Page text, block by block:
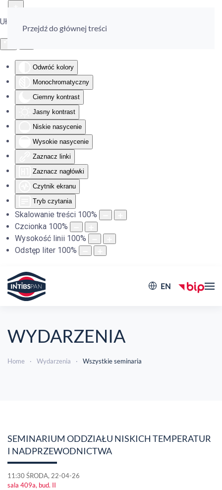
Ułatwienia dostępu
Odwróć kolory
Monochromatyczny
Ciemny kontrast
Jasny kontrast
Niskie nasycenie
Wysokie nasycenie
Zaznacz linki
Zaznacz nagłówki
Czytnik ekranu
Tryb czytania
Skalowanie treści 100%
Czcionka 100%
Wysokość linii 100%
Odstęp liter 100%
Przejdź do głównej treści
EN
WYDARZENIA
Home Wydarzenia Wszystkie seminaria
SEMINARIUM ODDZIAŁU NISKICH TEMPERATUR
I NADPRZEWODNICTWA
11:30 ŚRODA, 22-04-26
sala 409a, bud. II